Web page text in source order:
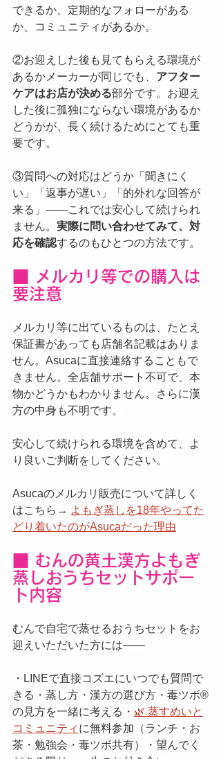
できるか、定期的なフォローがある
か、コミュニティがあるか。
②お迎えした後も見てもらえる環境が
あるかメーカーが同じでも、 アフター
ケアはお店が決める部分です。お迎え
した後に孤独にならない環境があるか
どうかが、長く続けるためにとても重
要です。
③質問への対応はどうか「聞きにく
い」「返事が遅い」「的外れな回答が
来る」——これでは安心して続けられ
ません。 実際に問い合わせてみて、対
応を確認するのもひとつの方法です。
■ メルカリ等での購入は
要注意
メルカリ等に出ているものは、たとえ
保証書があっても店舗名記載はありま
せん。Asucaに直接連絡することもで
きません。全店舗サポート不可で、本
物かどうかもわかりません。さらに漢
方の中身も不明です。
安心して続けられる環境を含めて、よ
り良いご判断をしてください。
Asucaのメルカリ販売について詳しく
はこちら→ よもぎ蒸しを18年やってた
どり着いたのがAsucaだった理由
■ むんの黄土漢方よもぎ
蒸しおうちセットサポー
ト内容
むんで自宅で蒸せるおうちセットをお
迎えいただいた方には——
・LINEで直接コズエにいつでも質問で
きる・蒸し方・漢方の選び方・毒ツボ®️
の見方を一緒に考える・ 🌿 蒸すめいと
コミュニティ に無料参加（ランチ・お
茶・勉強会・毒ツボ共有）・望んでく